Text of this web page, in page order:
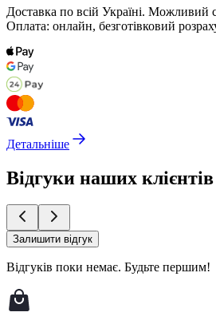
Доставка по всій Україні. Можливий
Оплата: онлайн, безготівковий
Детальніше
Відгуки наших клієнтів
Залишити відгук
Відгуків поки немає. Будьте першим!